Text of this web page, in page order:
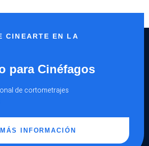
CINEARTE EN LA
para Cinéfagos
de cortometrajes
MÁS INFORMACIÓN